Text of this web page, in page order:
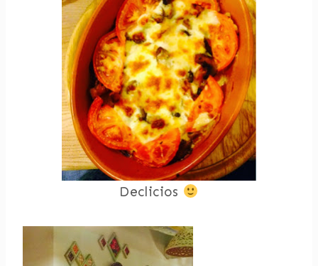
Declicios